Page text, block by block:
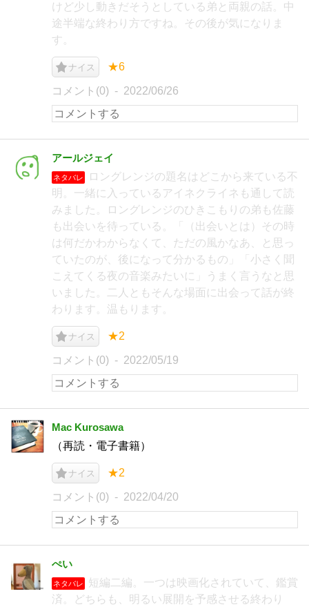
けど少し動きだそうとしている弟と両親の話。中
途半端な終わり方ですね。その後が気になりま
す。
ナイス ★6
コメント(0) 2022/06/26
アールジェイ
ネタバレ
ロングレンジの題名はどこから来ている不
明。一緒に入っているアイネクライネも通して読
みました。ロングレンジのひきこもりの弟も佐藤
も出会いを待っている。「（出会いとは）その時
は何だかわからなくて、ただの風かなあ、と思っ
ていたのが、後になって分かるもの」「小さく聞
こえてくる夜の音楽みたいに」うまく言うなと思
いました。二人ともそんな場面に出会って話が終
わります。温もります。
ナイス ★2
コメント(0) 2022/05/19
Mac Kurosawa
（再読・電子書籍）
ナイス ★2
コメント(0) 2022/04/20
ぺい
ネタバレ
短編二編。一つは映画化されていて、鑑賞
済。どちらも、明るい展開を予感させる終わり